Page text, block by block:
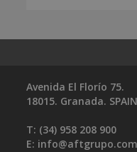
Avenida El Florío 75.
18015. Granada. SPAIN
T: (34) 958 208 900
E: info@aftgrupo.com